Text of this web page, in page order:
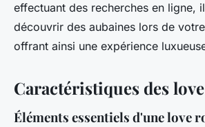
effectuant des recherches en ligne,
découvrir des aubaines lors de
offrant ainsi une expérience
Caractéristiques des
Éléments essentiels d'une love